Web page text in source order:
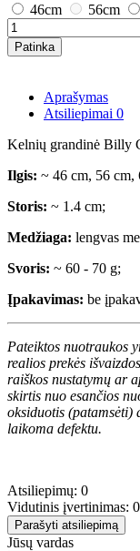
46cm
56cm
Patinka
Aprašymas
Atsiliepimai 0
Kelnių grandinė Billy
Ilgis: ~ 46 cm, 56 cm,
Storis: ~ 1.4 cm;
Medžiaga: lengvas
Svoris: ~ 60 - 70 g;
Įpakavimas: be
Pateiktos nuotraukos
realios prekės
raiškos nustatymų ar
skirtis nuo esančios
oksiduotis (patamsėti)
laikoma defektu.
Atsiliepimų: 0
Vidutinis įvertinimas:
Parašyti atsiliepimą
Jūsų vardas